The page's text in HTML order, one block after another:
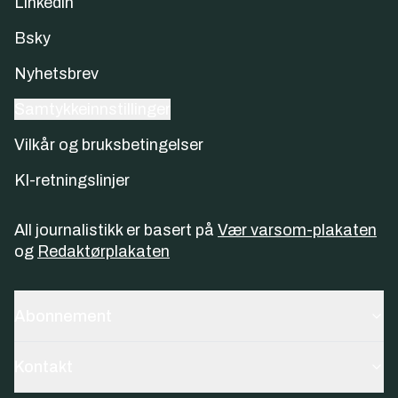
Bsky
Nyhetsbrev
Vilkår og bruksbetingelser
KI-retningslinjer
All journalistikk er basert på Vær varsom-plakaten
og Redaktørplakaten